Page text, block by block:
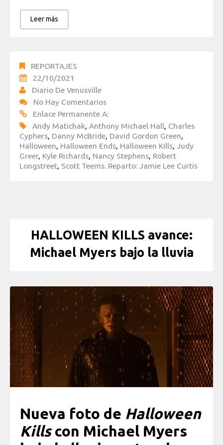
Leer más
REPORTAJES
22/10/2021
Diario De Venusville
No Hay Comentarios
Enlace Permanente A:
Andy Matichak, Anthony Michael Hall, Charles
Cyphers, Danny McBride, David Gordon Green,
Halloween, Halloween Ends, Halloween Kills, Judy
Greer, Kyle Richards, Nancy Stephens, Robert
Longstreet, Scott Teems. Reparto: Jamie Lee Curtis
HALLOWEEN KILLS avance:
Michael Myers bajo la lluvia
Nueva foto de Halloween
Killscon Michael Myers